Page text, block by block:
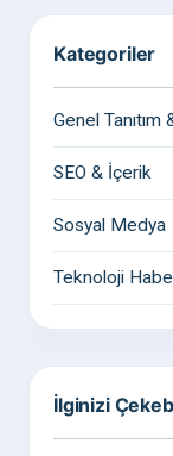
Kategoriler
Genel Tanıtım
SEO & İçerik
Sosyal Medya
Teknoloji
İlginizi